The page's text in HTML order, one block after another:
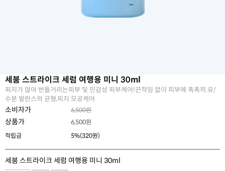
세붐 스트라이크 세럼 여행용 미니 30ml
피지가 많아 번들거리는피부 및 민감성 피부케어!끈적임 없이 피부에 촉촉히.유/
수분 발란스의 균형,피지 모공케어
소비자가 6,500원
상품가 6,500원
적립금
5%(320원)
세붐 스트라이크 세럼 여행용 미니 30ml